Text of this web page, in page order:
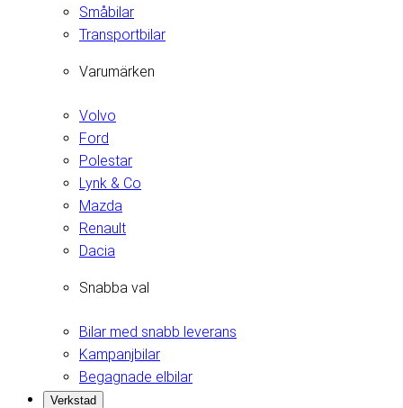
Småbilar
Transportbilar
Varumärken
Volvo
Ford
Polestar
Lynk & Co
Mazda
Renault
Dacia
Snabba val
Bilar med snabb leverans
Kampanjbilar
Begagnade elbilar
Verkstad